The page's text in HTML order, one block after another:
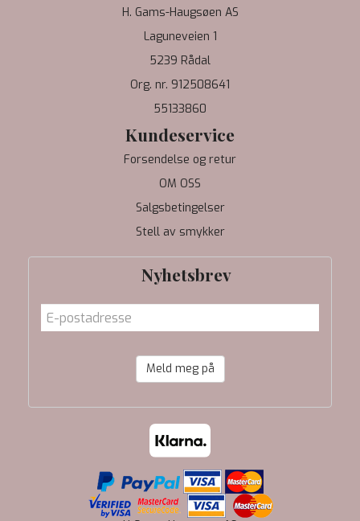
H. Gams-Haugsøen AS
Laguneveien 1
5239 Rådal
Org. nr. 912508641
55133860
Kundeservice
Forsendelse og retur
OM OSS
Salgsbetingelser
Stell av smykker
Nyhetsbrev
Meld meg på